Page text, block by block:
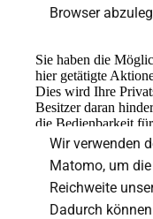
Browser
Wir verwenden
Matomo, um
Reichweite
Dadurch